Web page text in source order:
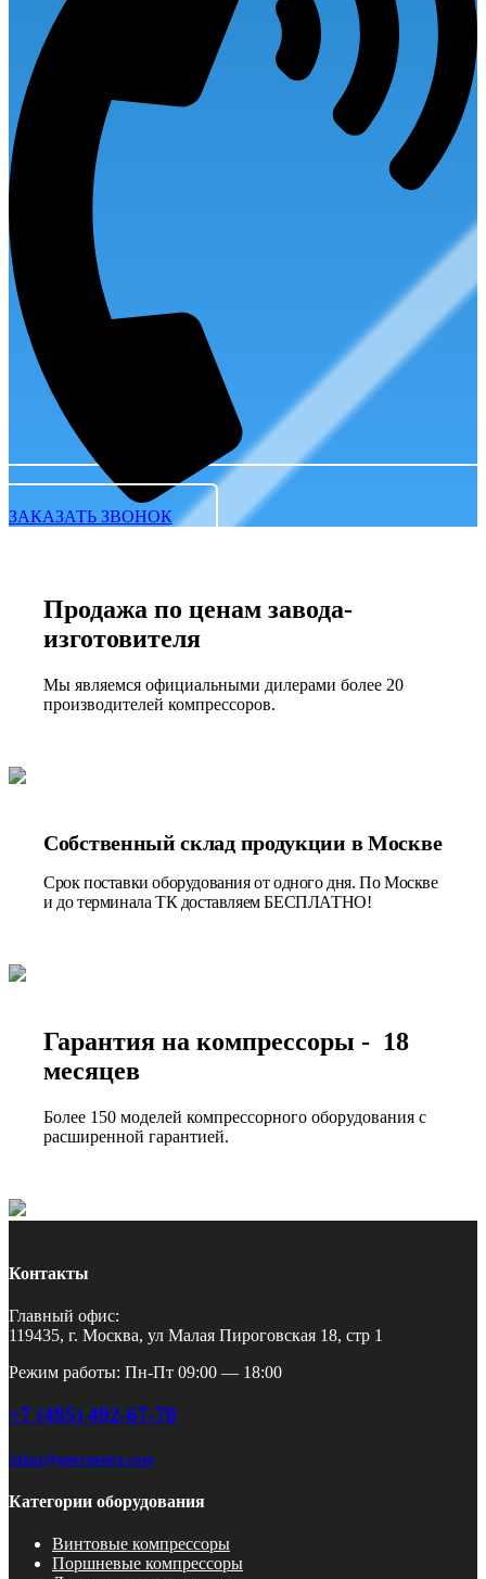
ЗАКАЗАТЬ ЗВОНОК
Продажа по ценам завода-
изготовителя
Мы являемся официальными дилерами более 20
производителей компрессоров.
Собственный склад продукции в Москве
Срок поставки оборудования от одного дня. По Москве
и до терминала ТК доставляем БЕСПЛАТНО!
Гарантия на компрессоры - 18
месяцев
Более 150 моделей компрессорного оборудования с
расширенной гарантией.
Контакты
Главный офис:
119435, г. Москва, ул Малая Пироговская 18, стр 1
Режим работы: Пн-Пт 09:00 — 18:00
+7 (495) 492-67-70
zakaz@pnevmotex.com
Категории оборудования
Винтовые компрессоры
Поршневые компрессоры